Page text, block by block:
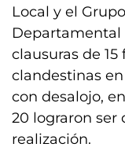
Local y el
Departamental
clausuras de 15
clandestinas
con desalojo,
20 lograron ser
realización.